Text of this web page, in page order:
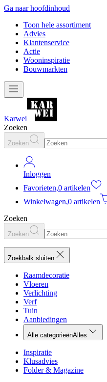
Ga naar hoofdinhoud
Toon hele assortiment
Advies
Klantenservice
Actie
Wooninspiratie
Bouwmarkten
Karwei
Zoeken
Zoeken
Inloggen
Favorieten,0 artikelen
Winkelwagen,0 artikelen
Zoeken
Zoeken
Zoekbalk sluiten
Raamdecoratie
Vloeren
Verlichting
Verf
Tuin
Aanbiedingen
Alle categorieënAlles
Inspiratie
Klusadvies
Folder & Magazine